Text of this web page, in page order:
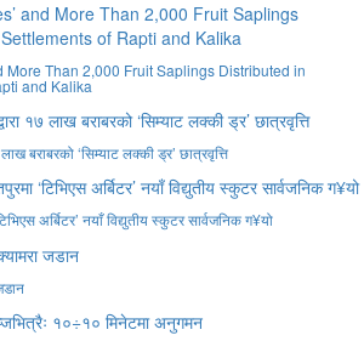
More Than 2,000 Fruit Saplings Distributed in
and Kalika
बराबरको ‘सिम्याट लक्की ड्र’ छात्रवृत्ति
अर्बिटर’ नयाँ विद्युतीय स्कुटर सार्वजनिक ग¥यो